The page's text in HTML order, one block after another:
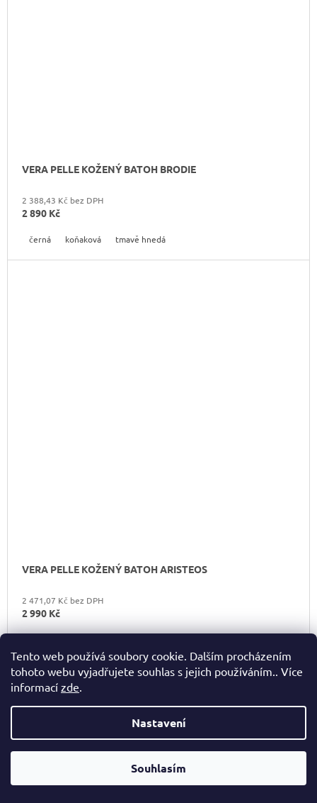
Tento web používá soubory cookie. Dalším procházením
tohoto webu vyjadřujete souhlas s jejich používáním.. Více
informací zde.
Nastavení
Souhlasím
VERA PELLE KOŽENÝ BATOH BRODIE
2 388,43 Kč bez DPH
2 890 Kč
černá koňaková tmavě hnedá
VERA PELLE KOŽENÝ BATOH ARISTEOS
2 471,07 Kč bez DPH
2 990 Kč